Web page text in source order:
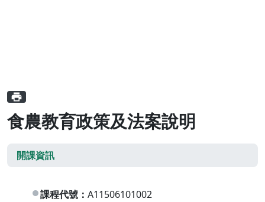
print
食農教育政策及法案說明
開課資訊
課程代號： A11506101002